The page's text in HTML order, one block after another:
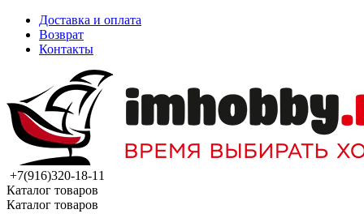
Доставка и оплата
Возврат
Контакты
+7(916)320-18-11
Каталог товаров
Каталог товаров